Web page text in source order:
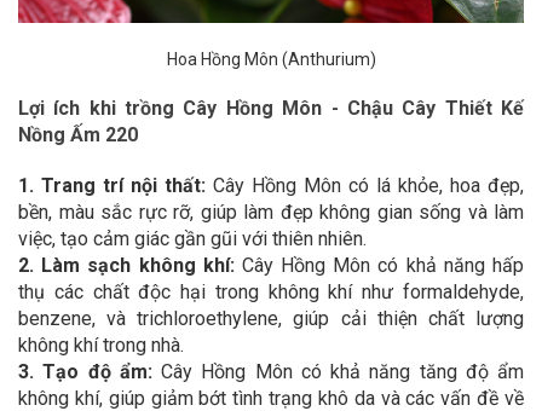
Hoa Hồng Môn (Anthurium)
Lợi ích khi trồng Cây Hồng Môn - Chậu Cây Thiết Kế
Nồng Ấm 220
1. Trang trí nội thất: Cây Hồng Môn có lá khỏe, hoa đẹp,
bền, màu sắc rực rỡ, giúp làm đẹp không gian sống và làm
việc, tạo cảm giác gần gũi với thiên nhiên.
2. Làm sạch không khí: Cây Hồng Môn có khả năng hấp
thụ các chất độc hại trong không khí như formaldehyde,
benzene, và trichloroethylene, giúp cải thiện chất lượng
không khí trong nhà.
3. Tạo độ ẩm: Cây Hồng Môn có khả năng tăng độ ẩm
không khí, giúp giảm bớt tình trạng khô da và các vấn đề về